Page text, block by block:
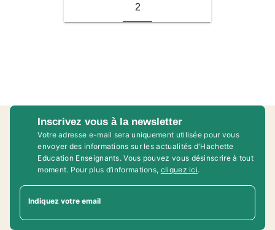
2
Inscrivez vous à la newsletter
Votre adresse e-mail sera uniquement utilisée pour vous
envoyer des informations sur les actualités d'Hachette
Education Enseignants. Vous pouvez vous désinscrire à tout
moment. Pour plus d’informations, cliquez ici.
Indiquez votre email